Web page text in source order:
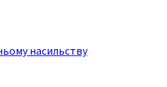
насильству